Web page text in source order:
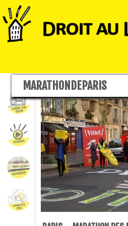
MARATHONDEPARIS